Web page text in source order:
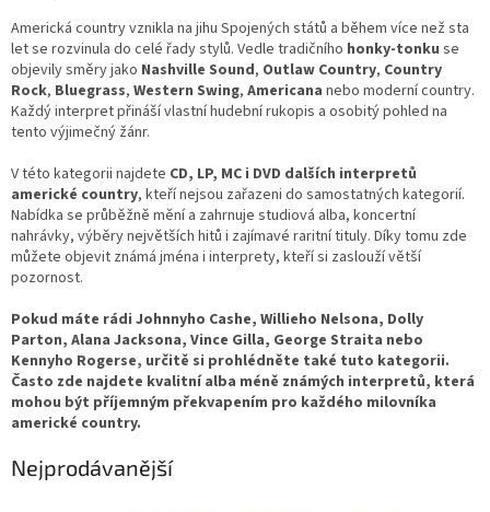
Americká country vznikla na jihu Spojených států a během více než sta
let se rozvinula do celé řady stylů. Vedle tradičního honky-tonku se
objevily směry jako Nashville Sound, Outlaw Country, Country
Rock, Bluegrass, Western Swing, Americana nebo moderní country.
Každý interpret přináší vlastní hudební rukopis a osobitý pohled na
tento výjimečný žánr.
V této kategorii najdete CD, LP, MC i DVD dalších interpretů
americké country, kteří nejsou zařazeni do samostatných kategorií.
Nabídka se průběžně mění a zahrnuje studiová alba, koncertní
nahrávky, výběry největších hitů i zajímavé raritní tituly. Díky tomu zde
můžete objevit známá jména i interprety, kteří si zaslouží větší
pozornost.
Pokud máte rádi Johnnyho Cashe, Willieho Nelsona, Dolly
Parton, Alana Jacksona, Vince Gilla, George Straita nebo
Kennyho Rogerse, určitě si prohlédněte také tuto kategorii.
Často zde najdete kvalitní alba méně známých interpretů, která
mohou být příjemným překvapením pro každého milovníka
americké country.
Nejprodávanější